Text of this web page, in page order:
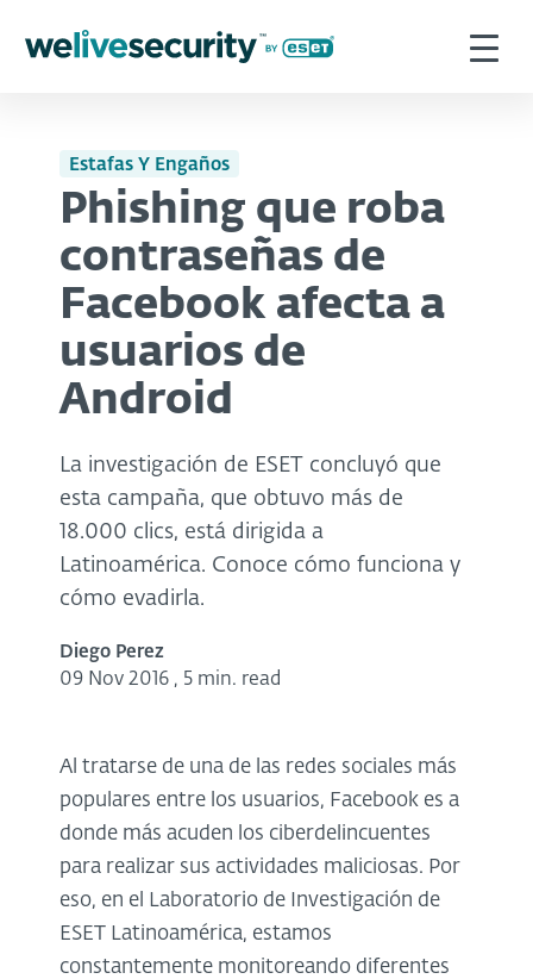
Estafas Y Engaños
Phishing que roba
contraseñas de
Facebook afecta a
usuarios de
Android
La investigación de ESET concluyó que
esta campaña, que obtuvo más de
18.000 clics, está dirigida a
Latinoamérica. Conoce cómo funciona y
cómo evadirla.
Diego Perez
09 Nov 2016 , 5 min. read
Al tratarse de una de las redes sociales más
populares entre los usuarios, Facebook es a
donde más acuden los ciberdelincuentes
para realizar sus actividades maliciosas. Por
eso, en el Laboratorio de Investigación de
ESET Latinoamérica, estamos
constantemente monitoreando diferentes